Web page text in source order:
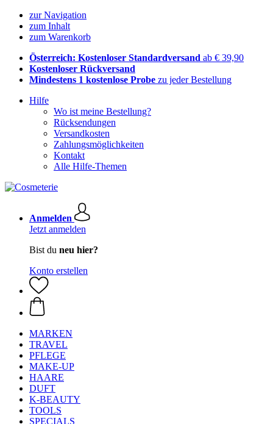
zur Navigation
zum Inhalt
zum Warenkorb
Österreich: Kostenloser Standardversand ab € 39,90
Kostenloser Rückversand
Mindestens 1 kostenlose Probe zu jeder Bestellung
Hilfe
Wo ist meine Bestellung?
Rücksendungen
Versandkosten
Zahlungsmöglichkeiten
Kontakt
Alle Hilfe-Themen
Anmelden
Jetzt anmelden
Bist du neu hier?
Konto erstellen
MARKEN
TRAVEL
PFLEGE
MAKE-UP
HAARE
DUFT
K-BEAUTY
TOOLS
SPECIALS